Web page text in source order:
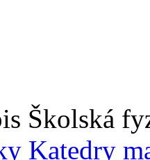
Školská
Katedry